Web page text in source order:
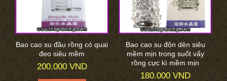
Bao cao su đầu rồng có quai
đeo siêu mềm
200.000 VND
Bao cao su đôn dên siêu
mềm mịn trong suốt vẩy
rồng cực kì mềm mịn
180.000 VND